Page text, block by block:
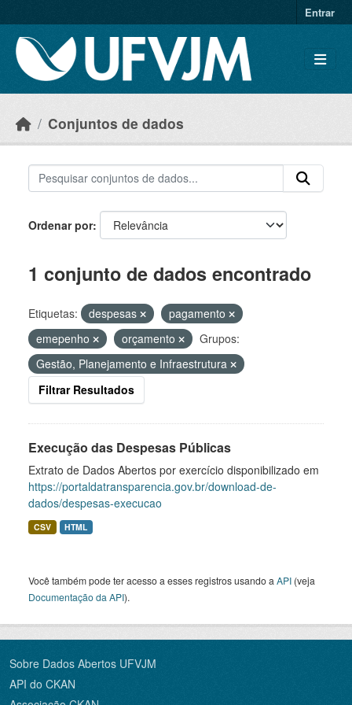
Entrar
Conjuntos de dados
Ordenar por
1 conjunto de dados encontrado
Etiquetas: despesas
pagamento
emepenho
orçamento
Grupos:
Gestão, Planejamento e Infraestrutura
Filtrar Resultados
Execução das Despesas Públicas
Extrato de Dados Abertos por exercício disponibilizado em
https://portaldatransparencia.gov.br/download-de-
dados/despesas-execucao
CSV HTML
Você também pode ter acesso a esses registros usando a API (veja
Documentação da API).
Sobre Dados Abertos UFVJM
API do CKAN